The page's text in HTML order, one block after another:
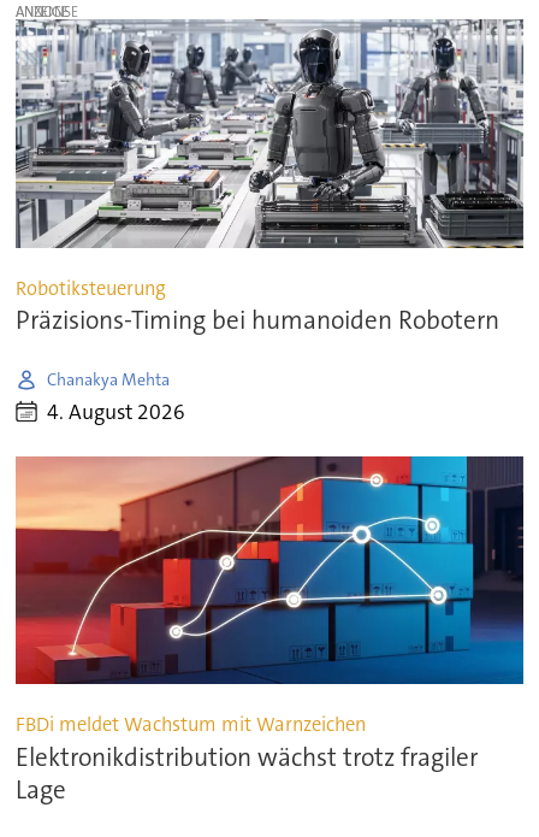
ANZEIGE
Robotiksteuerung
Präzisions-Timing bei humanoiden Robotern
Chanakya Mehta
4. August 2026
FBDi meldet Wachstum mit Warnzeichen
Elektronikdistribution wächst trotz fragiler
Lage